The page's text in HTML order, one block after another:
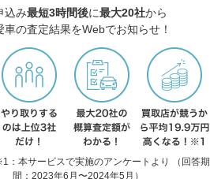
込み最短3時間後に最大20社から
車の査定結果をWebでお知らせ！
：本サービスで実施のアンケートより （回答期
間：2023年6月〜2024年5月）